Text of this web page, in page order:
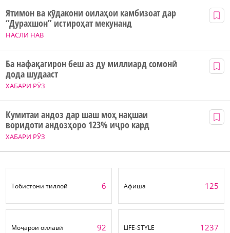
НАСЛИ НАВ
Ятимон ва кӯдакони оилаҳои камбизоат дар
“Дурахшон” истироҳат мекунанд
ХАБАРИ РӮЗ
Ба нафақагирон беш аз ду миллиард сомонӣ
дода шудааст
ХАБАРИ РӮЗ
Кумитаи андоз дар шаш моҳ нақшаи
воридоти андозҳоро 123% иҷро кард
Тобистони тиллоӣ 6 Афиша 125
Моҷарои оилавӣ 92 LIFE-STYLE 1237